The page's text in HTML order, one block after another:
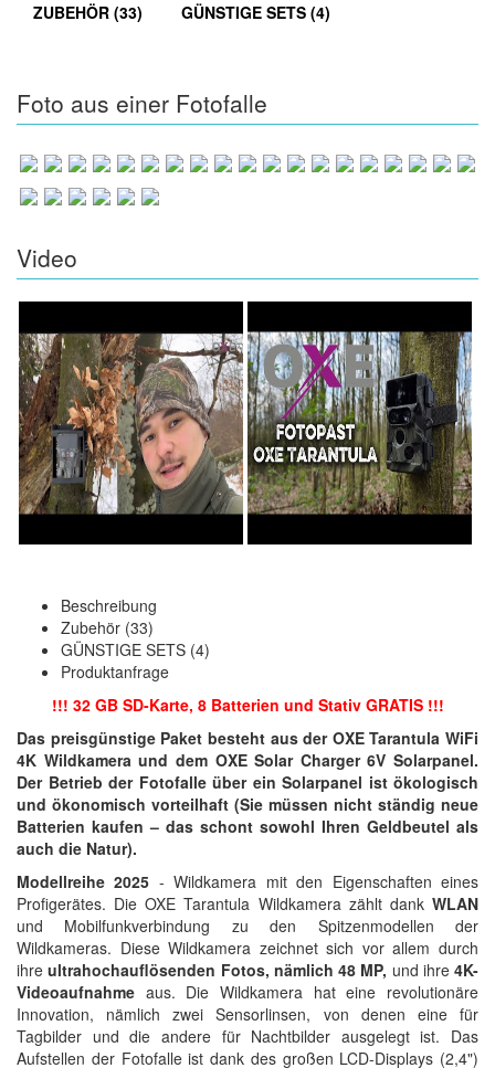
ZUBEHÖR (33) GÜNSTIGE SETS (4)
Foto aus einer Fotofalle
Video
Beschreibung
Zubehör (33)
GÜNSTIGE SETS (4)
Produktanfrage
!!! 32 GB SD-Karte, 8 Batterien und Stativ GRATIS !!!
Das preisgünstige Paket besteht aus der OXE Tarantula WiFi
4K Wildkamera und dem OXE Solar Charger 6V Solarpanel.
Der Betrieb der Fotofalle über ein Solarpanel ist ökologisch
und ökonomisch vorteilhaft (Sie müssen nicht ständig neue
Batterien kaufen – das schont sowohl Ihren Geldbeutel als
auch die Natur).
Modellreihe 2025 - Wildkamera mit den Eigenschaften eines
Profigerätes. Die OXE Tarantula Wildkamera zählt dank WLAN
und Mobilfunkverbindung zu den Spitzenmodellen der
Wildkameras. Diese Wildkamera zeichnet sich vor allem durch
ihreultrahochauflösenden Fotos, nämlich 48 MP, und ihre 4K-
Videoaufnahme aus. Die Wildkamera hat eine revolutionäre
Innovation, nämlich zwei Sensorlinsen, von denen eine für
Tagbilder und die andere für Nachtbilder ausgelegt ist. Das
Aufstellen der Fotofalle ist dank des großen LCD-Displays (2,4")